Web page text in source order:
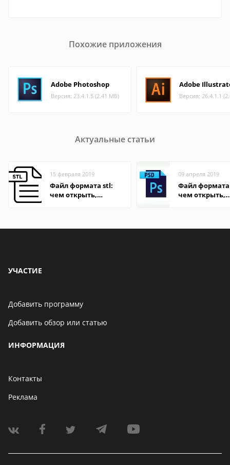
Похожие приложения
Adobe Photoshop
Версия: 23.4.1.5 (2.41 МБ)
Adobe
Версия: 26.4.1.1
Актуальные статьи
15 февраля 2019
Файл формата stl:
чем открыть,
09 апреля 2019
Файл формата
чем открыть,
УЧАСТИЕ
Добавить программу
Добавить обзор или статью
ИНФОРМАЦИЯ
Контакты
Реклама